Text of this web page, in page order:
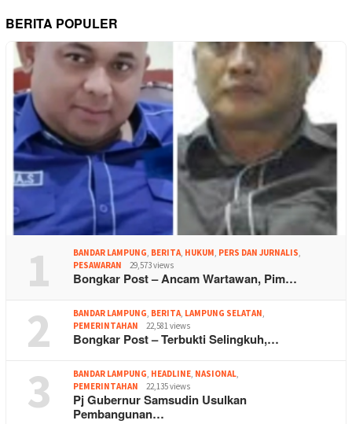
BERITA POPULER
1 BANDAR LAMPUNG, BERITA, HUKUM, PERS DAN JURNALIS,
PESAWARAN
29,573 views
Bongkar Post – Ancam Wartawan, Pim…
2 BANDAR LAMPUNG, BERITA, LAMPUNG SELATAN,
PEMERINTAHAN
22,581 views
Bongkar Post – Terbukti Selingkuh,…
3 BANDAR LAMPUNG, HEADLINE, NASIONAL,
PEMERINTAHAN
22,135 views
Pj Gubernur Samsudin Usulkan
Pembangunan…